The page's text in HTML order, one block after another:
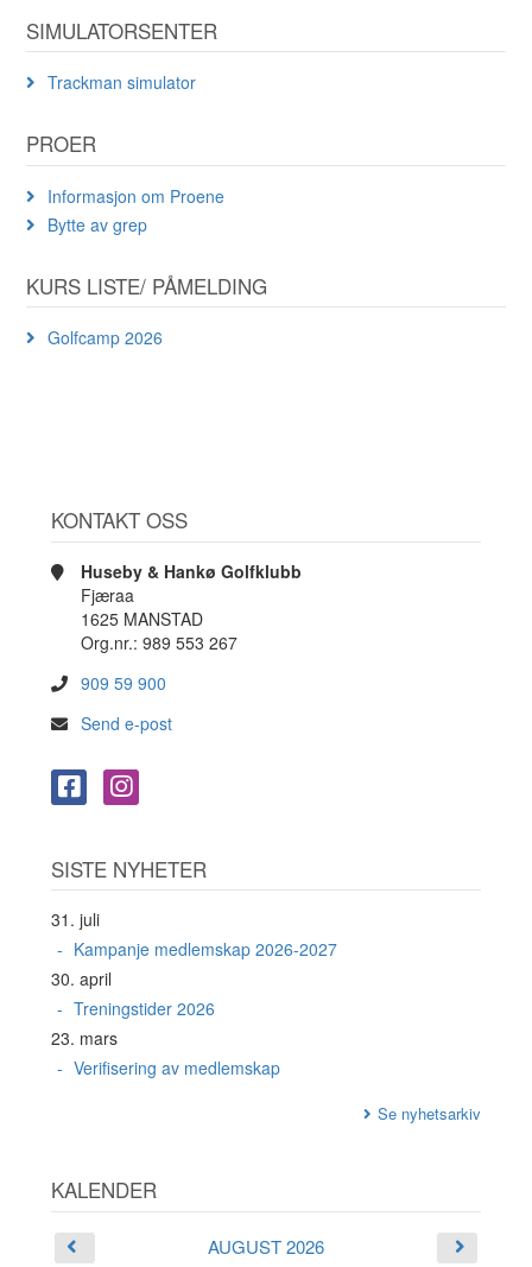
SIMULATORSENTER
Trackman simulator
PROER
Informasjon om Proene
Bytte av grep
KURS LISTE/ PÅMELDING
Golfcamp 2026
KONTAKT OSS
Huseby & Hankø Golfklubb
Fjæraa
1625 MANSTAD
Org.nr.: 989 553 267
909 59 900
Send e-post
SISTE NYHETER
31. juli
Kampanje medlemskap 2026-2027
30. april
Treningstider 2026
23. mars
Verifisering av medlemskap
Se nyhetsarkiv
KALENDER
AUGUST 2026